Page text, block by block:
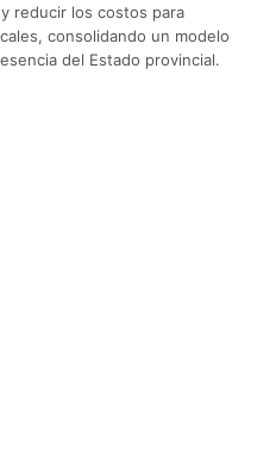
reducir los costos para
consolidando un modelo
del Estado provincial.